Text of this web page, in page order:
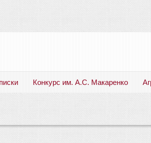
Конкурс им. А.С. Макаренко